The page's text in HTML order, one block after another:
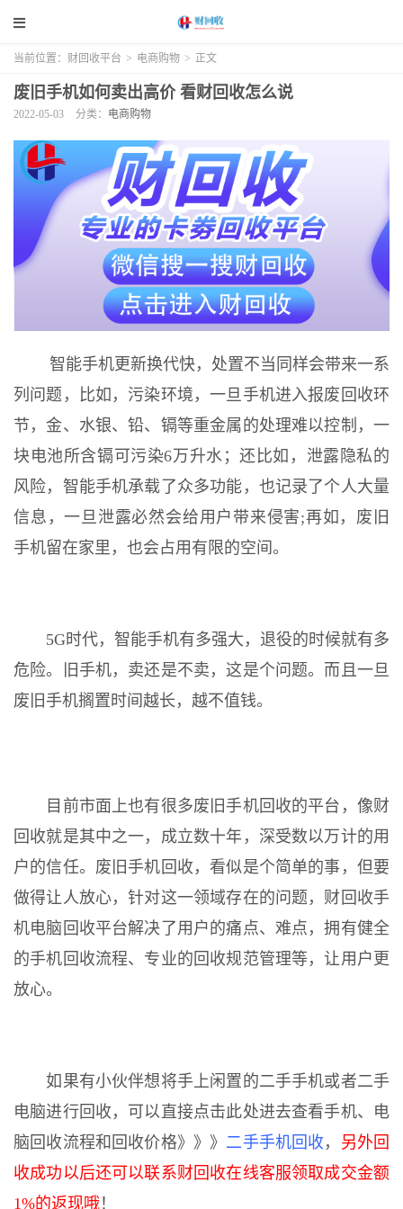
当前位置： 财回收平台 > 电商购物 > 正文
废旧手机如何卖出高价 看财回收怎么说
2022-05-03 分类： 电商购物
智能手机更新换代快，处置不当同样会带来一系
列问题，比如，污染环境，一旦手机进入报废回收环
节，金、水银、铅、镉等重金属的处理难以控制，一
块电池所含镉可污染6万升水；还比如，泄露隐私的
风险，智能手机承载了众多功能，也记录了个人大量
信息，一旦泄露必然会给用户带来侵害;再如，废旧
手机留在家里，也会占用有限的空间。
5G时代，智能手机有多强大，退役的时候就有多
危险。旧手机，卖还是不卖，这是个问题。而且一旦
废旧手机搁置时间越长，越不值钱。
目前市面上也有很多废旧手机回收的平台，像财
回收就是其中之一，成立数十年，深受数以万计的用
户的信任。废旧手机回收，看似是个简单的事，但要
做得让人放心，针对这一领域存在的问题，财回收手
机电脑回收平台解决了用户的痛点、难点，拥有健全
的手机回收流程、专业的回收规范管理等，让用户更
放心。
如果有小伙伴想将手上闲置的二手手机或者二手
电脑进行回收，可以直接点击此处进去查看手机、电
脑回收流程和回收价格》》》 二手手机回收， 另外回
收成功以后还可以联系财回收在线客服领取成交金额
1%的返现哦！